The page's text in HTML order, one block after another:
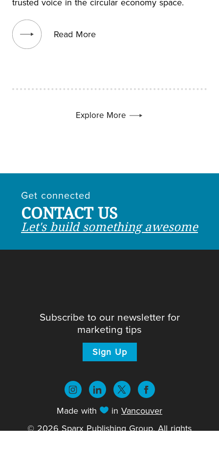
Read More
View blog post
Explore More
Get connected
CONTACT US
Let's build something awesome
Subscribe to our newsletter for
marketing tips
Sign Up
Made with in Vancouver
© 2026 Sparx Publishing Group. All rights